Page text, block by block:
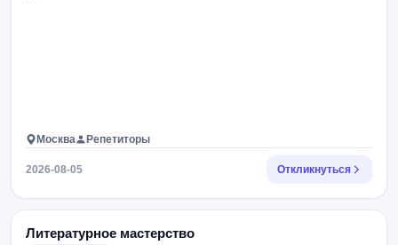
Москва Репетиторы
2026-08-05 Откликнуться
Литературное мастерство